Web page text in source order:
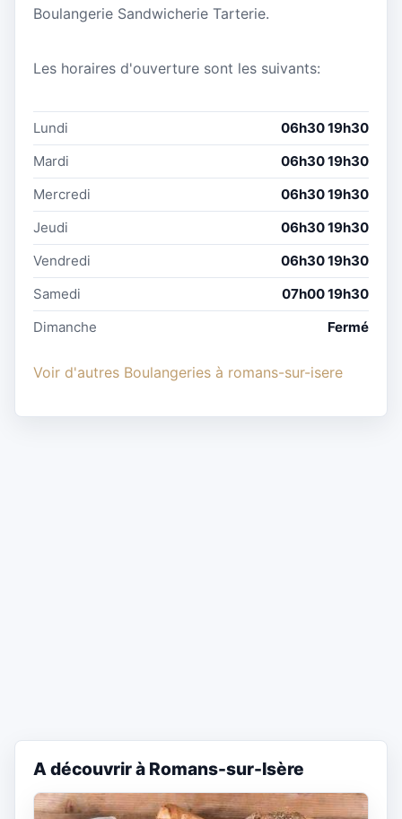
Boulangerie Sandwicherie Tarterie.
Les horaires d'ouverture sont les suivants:
Lundi
06h30 19h30
Mardi
06h30 19h30
Mercredi
06h30 19h30
Jeudi
06h30 19h30
Vendredi
06h30 19h30
Samedi
07h00 19h30
Dimanche
Fermé
Voir d'autres Boulangeries à romans-sur-isere
A découvrir à Romans-sur-Isère